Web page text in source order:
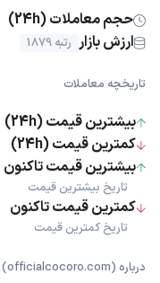
حجم معاملات (24h)
ارزش بازار رتبه 1879
تاریخچه معاملات
بیشترین قیمت (24h)
کمترین قیمت (24h)
بیشترین قیمت تاکنون
تاریخ بیشترین قیمت
کمترین قیمت تاکنون
تاریخ کمترین قیمت
درباره Cocoro (officialcocoro.com)